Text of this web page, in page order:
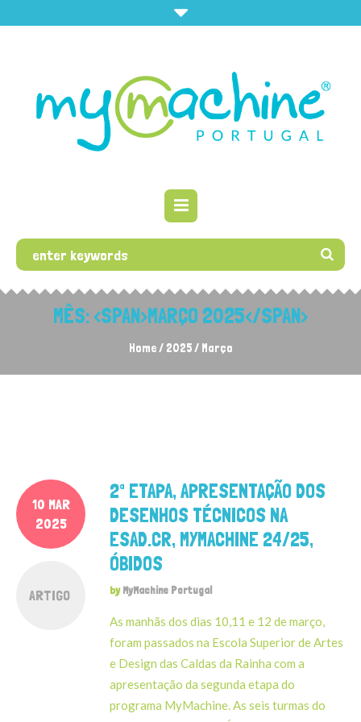
MÊS: <SPAN>MARÇO 2025</SPAN>
Home/ 2025/ Março
10 MAR
2025
ARTIGO
2ª ETAPA, APRESENTAÇÃO DOS
DESENHOS TÉCNICOS NA
ESAD.CR, MYMACHINE 24/25,
ÓBIDOS
by MyMachine Portugal
As manhãs dos dias 10,11 e 12 de março,
foram passados na Escola Superior de Artes
e Design das Caldas da Rainha com a
apresentação da segunda etapa do
programa MyMachine. As seis turmas do